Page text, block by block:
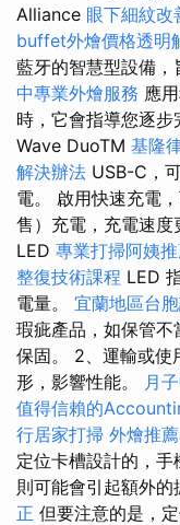
Alliance 眼下細紋改
buffet外燴價格透明
藍牙的智慧型設備，
中專業外燴服務 應
時，它會指導您逐步
Wave DuoTM 基隆
解決辦法 USB-C，
電。 啟用快速充電
售）充電，充電速度
LED 專業打掃阿姨
整復技術課程 LED
電量。 宜蘭地區台
瑕疵產品，如保管
保固。 2、運輸或使
形，影響性能。 月
值得信賴的
行居家打掃 外燴推
定位卡槽設計的，
則可能會引起額外的
正 但要注意的是，